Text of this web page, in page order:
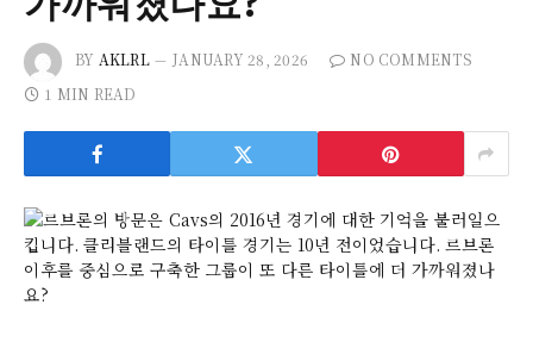
BY AKLRL JANUARY 28, 2026
NO COMMENTS
1 MIN READ